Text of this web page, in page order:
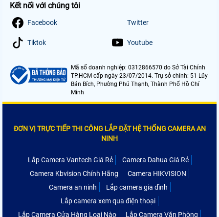
Kết nối với chúng tôi
Facebook Twitter
Tiktok Youtube
Mã số doanh nghiệp: 0312866570 do Sở Tài Chính
TP.HCM cấp ngày 23/07/2014. Trụ sở chính: 51 Lũy
Bán Bích, Phường Phú Thạnh, Thành Phố Hồ Chí
Minh
ĐƠN VỊ TRỰC TIẾP THI CÔNG LẮP ĐẶT HỆ THỐNG CAMERA AN
NINH
Lắp Camera Vantech Giá Rẻ
Camera Dahua Giá Rẻ
Camera Kbvision Chính Hãng
Camera HIKVISION
Camera an ninh
Lắp camera gia đình
Lắp camera xem qua điện thoại
Lắp Camera Cửa Hàng Loại Nào
Lắp Camera Văn Phòng